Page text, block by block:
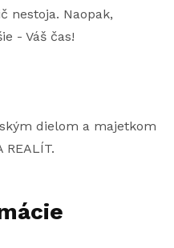
nestoja. Naopak,
- Váš čas!
dielom a majetkom
REALÍT.